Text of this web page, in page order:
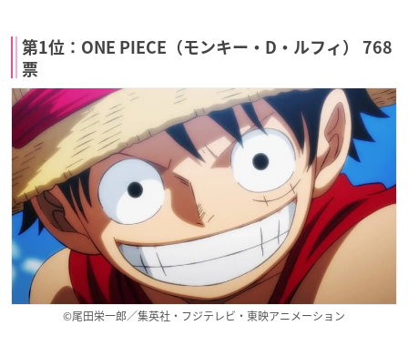
第1位：ONE PIECE（モンキー・D・ルフィ） 768
票
©尾田栄一郎／集英社・フジテレビ・東映アニメーション